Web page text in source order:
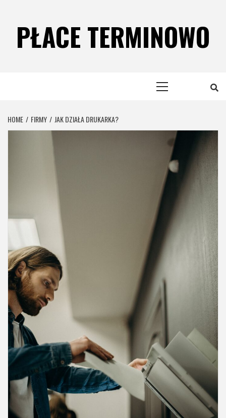
contentPŁACE TERMINOWO
HOME FIRMY JAK DZIAŁA DRUKARKA?